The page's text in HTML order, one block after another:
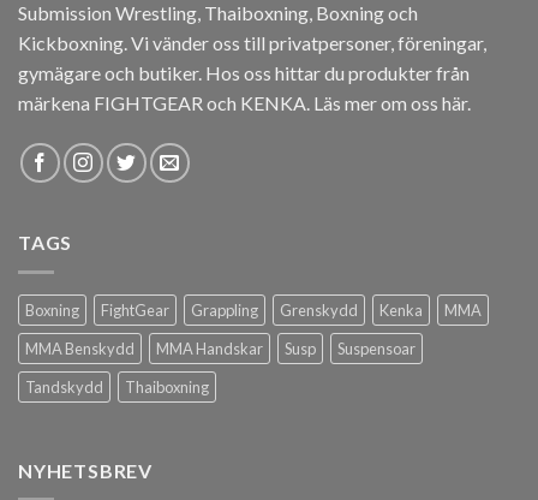
Submission Wrestling, Thaiboxning, Boxning och
Kickboxning. Vi vänder oss till privatpersoner, föreningar,
gymägare och butiker. Hos oss hittar du produkter från
märkena FIGHTGEAR och KENKA. Läs mer om oss här.
TAGS
Boxning FightGear Grappling Grenskydd Kenka
MMA
MMA Benskydd
MMA Handskar Susp
Suspensoar
Tandskydd
Thaiboxning
NYHETSBREV